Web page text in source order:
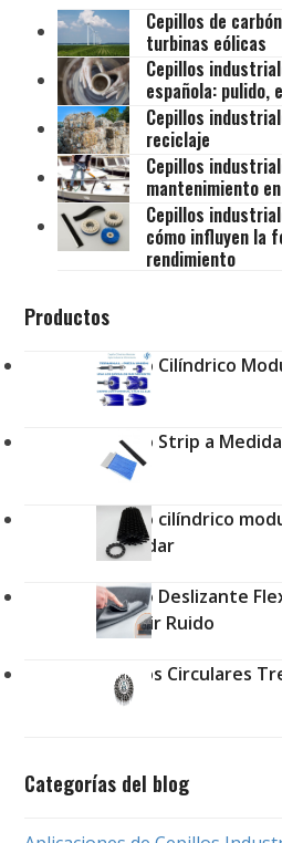
Cepillos de
turbinas eólicas
Cepillos
española: pulido,
Cepillos
reciclaje
Cepillos
mantenimiento
Cepillos
cómo influyen la
rendimiento
Productos
Cepillo Cilíndrico
Cepillo Strip a Medida
Cepillo cilíndrico
estándar
Cepillo Deslizante
Reducir Ruido
Cepillos Circulares
Categorías del blog